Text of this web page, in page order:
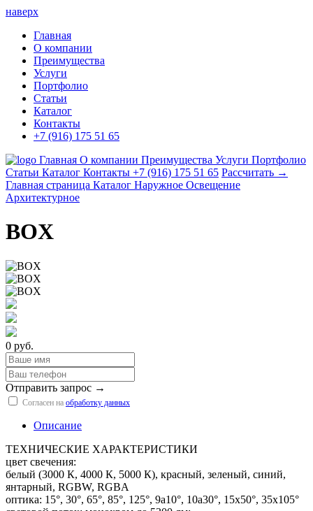
наверх
Главная
О компании
Преимущества
Услуги
Портфолио
Статьи
Каталог
Контакты
+7 (916) 175 51 65
Главная О компании Преимущества Услуги Портфолио
Статьи Каталог Контакты +7 (916) 175 51 65 Рассчитать →
Главная страница Каталог Наружное Освещение
Архитектурное
BOX
0 руб.
Отправить запрос →
Согласен на обработку данных
Описание
ТЕХНИЧЕСКИЕ ХАРАКТЕРИСТИКИ
цвет свечения:
белый (3000 К, 4000 К, 5000 К), красный, зеленый, синий,
янтарный, RGBW, RGBA
оптика: 15°, 30°, 65°, 85°, 125°, 9a10°, 10a30°, 15х50°, 35х105°